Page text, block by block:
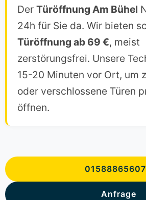
Der Türöffnung Am Bühel
24h für Sie da. Wir bieten
Türöffnung ab 69 €, meist
zerstörungsfrei. Unsere
15-20 Minuten vor Ort, um
oder verschlossene Türen
öffnen.
Anfrage